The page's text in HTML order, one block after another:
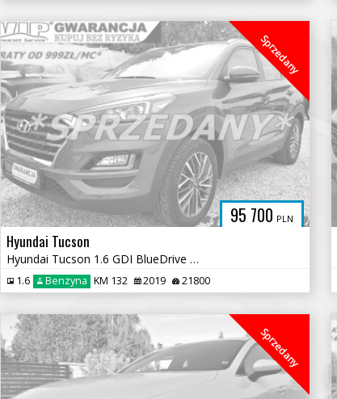
95 700 PLN
Sprzedany
Hyundai Tucson
Hyundai Tucson 1.6 GDI BlueDrive Comfort 2WD
1.6 Benzyna KM 132 2019 21800
Sprzedany